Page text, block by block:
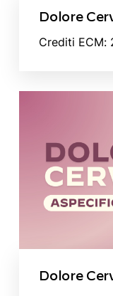
Dolore
Crediti ECM:
Dolore